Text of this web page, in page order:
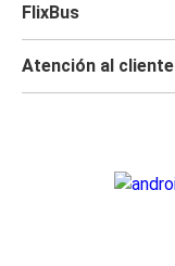
FlixBus
Atención al cliente